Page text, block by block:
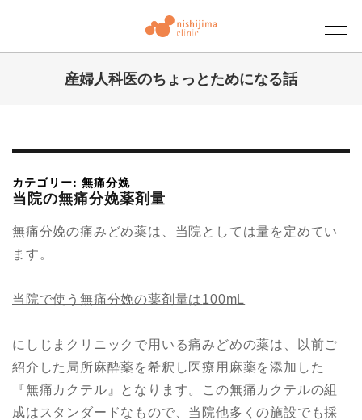
産婦人科医のちょっとためになる話
カテゴリー: 無痛分娩
当院の無痛分娩薬剤量
無痛分娩の痛みどめ薬は、当院としては量を定めてい
ます。
当院で使う 無痛分娩の薬剤量は100mL
にしじまクリニックで用いる痛みどめの薬は、以前ご
紹介した局所麻酔薬を希釈し医療用麻薬を添加した
『無痛カクテル』となります。この無痛カクテルの組
成はスタンダードなもので、当院他多くの施設でも採